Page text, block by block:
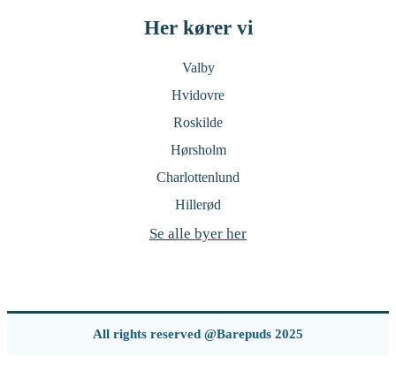
Her kører vi
Valby
Hvidovre
Roskilde
Hørsholm
Charlottenlund
Hillerød
Se alle byer her
All rights reserved @Barepuds 2025